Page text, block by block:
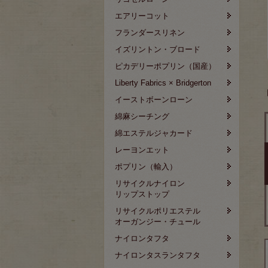
エアリーコット
フランダースリネン
イズリントン・ブロード
ピカデリーポプリン（国産）
Liberty Fabrics × Bridgerton
イーストボーンローン
綿麻シーチング
綿エステルジャカード
レーヨンエット
ポプリン（輸入）
リサイクルナイロン
リップストップ
リサイクルポリエステル
オーガンジー・チュール
ナイロンタフタ
ナイロンタスランタフタ